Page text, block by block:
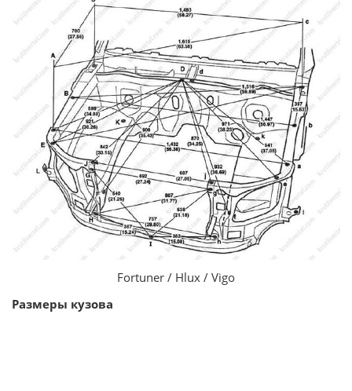
Fortuner / Hlux / Vigo
Размеры кузова